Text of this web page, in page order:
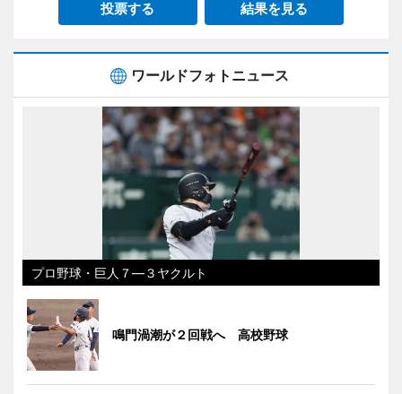
投票する 結果を見る
ワールドフォトニュース
プロ野球・巨人７―３ヤクルト
鳴門渦潮が２回戦へ 高校野球